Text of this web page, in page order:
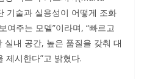
기술과 실용성이 어떻게 조화
여주는 모델”이라며, “빠르고
실내 공간, 높은 품질을 갖춰 대
제시한다”고 밝혔다.